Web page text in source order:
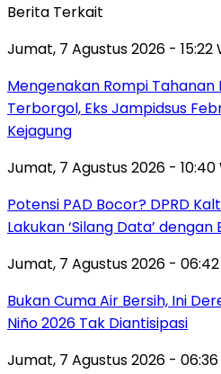
Berita Terkait
Jumat, 7 Agustus 2026 - 15:22
Mengenakan Rompi Tahanan
Terborgol, Eks Jampidsus
Kejagung
Jumat, 7 Agustus 2026 - 10:40
Potensi PAD Bocor? DPRD
Lakukan ‘Silang Data’ dengan
Jumat, 7 Agustus 2026 - 06:42
Bukan Cuma Air Bersih, Ini
Niño 2026 Tak Diantisipasi
Jumat, 7 Agustus 2026 - 06:36